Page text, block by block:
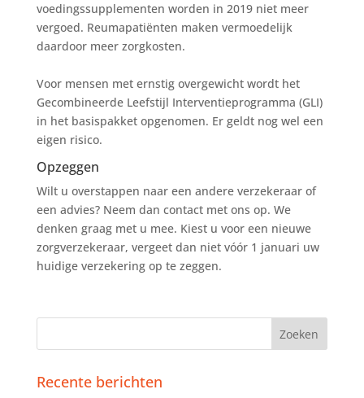
voedingssupplementen worden in 2019 niet meer
vergoed. Reumapatiënten maken vermoedelijk
daardoor meer zorgkosten.
Voor mensen met ernstig overgewicht wordt het
Gecombineerde Leefstijl Interventieprogramma (GLI)
in het basispakket opgenomen. Er geldt nog wel een
eigen risico.
Opzeggen
Wilt u overstappen naar een andere verzekeraar of
een advies? Neem dan contact met ons op. We
denken graag met u mee. Kiest u voor een nieuwe
zorgverzekeraar, vergeet dan niet vóór 1 januari uw
huidige verzekering op te zeggen.
Recente berichten